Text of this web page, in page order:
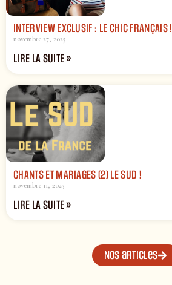
INTERVIEW EXCLUSIF : LE CHIC FRANÇAIS !
novembre 27, 2025
LIRE LA SUITE »
CHANTS ET MARIAGES (2) LE SUD !
novembre 11, 2025
LIRE LA SUITE »
Nos articles